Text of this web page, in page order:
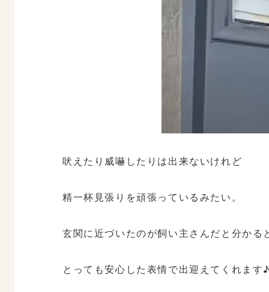
吠えたり威嚇したりは出来ないけれど
精一杯見張りを頑張っているみたい。
玄関に近づいたのが飼い主さんだと分かる
とっても安心した表情で出迎えてくれます